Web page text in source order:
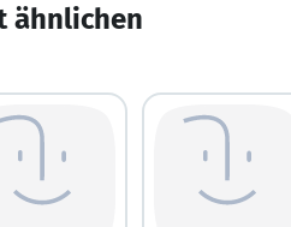
ähnlichen